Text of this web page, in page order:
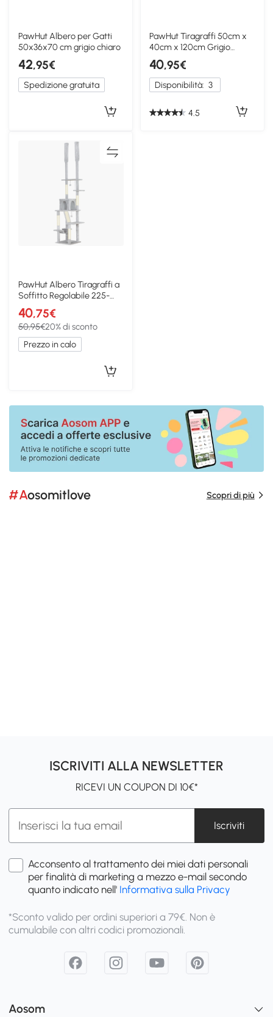
PawHut Albero per Gatti
50x36x70 cm grigio chiaro
42,95€
Spedizione gratuita
PawHut Tiragraffi 50cm x
40cm x 120cm Grigio
chiaro, Beige
40,95€
Disponibilità: 3
4.5
PawHut Albero Tiragraffi a
Soffitto Regolabile 225-
255cm Grigio
40,75€
50,95€20% di sconto
Prezzo in calo
#Aosomitlove Scopri di più
ISCRIVITI ALLA NEWSLETTER
RICEVI UN COUPON DI 10€*
Iscriviti
Acconsento al trattamento dei miei dati personali
per finalità di marketing a mezzo e-mail secondo
quanto indicato nell' Informativa sulla Privacy
*Sconto valido per ordini superiori a 79€. Non è
cumulabile con altri codici promozionali.
Aosom